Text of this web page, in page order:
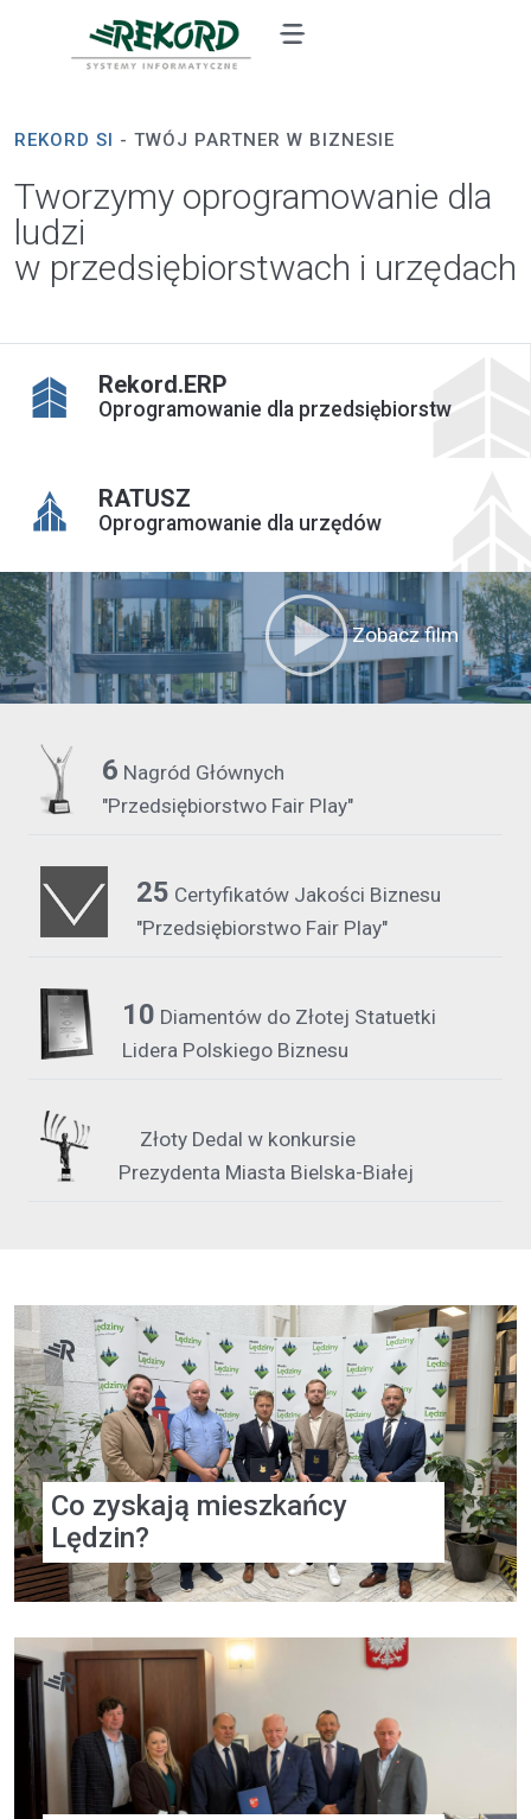
REKORD SI - TWÓJ PARTNER W BIZNESIE
Tworzymy oprogramowanie dla
ludzi
w przedsiębiorstwach i urzędach
Rekord.ERP
Oprogramowanie dla przedsiębiorstw
RATUSZ
Oprogramowanie dla urzędów
Zobacz film
6 Nagród Głównych
"Przedsiębiorstwo Fair Play"
25 Certyfikatów Jakości Biznesu
"Przedsiębiorstwo Fair Play"
10 Diamentów do Złotej Statuetki
Lidera Polskiego Biznesu
Złoty Dedal w konkursie
Prezydenta Miasta Bielska-Białej
Co zyskają mieszkańcy
Lędzin?